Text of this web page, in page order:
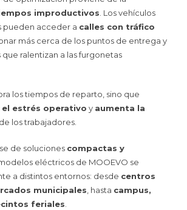
improductivos . Los vehículos
pueden acceder a calles con tráfico
más cerca de los puntos de entrega y
que ralentizan a las furgonetas
los tiempos de reparto, sino que
el estrés operativo y aumenta la
de los trabajadores.
de soluciones compactas y
modelos eléctricos de MOOEVO se
a distintos entornos: desde centros
municipales , hasta campus,
feriales